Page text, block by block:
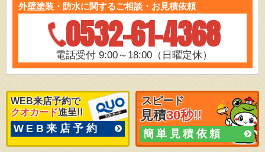
外壁塗装・防水に関するご相談・お見積依頼
0532-61-4368
電話受付 9:00～18:00（日曜定休）
WEB来店予約で
クオカード進呈!!
WEB来店予約
スピード
見積30秒!!
簡単見積依頼